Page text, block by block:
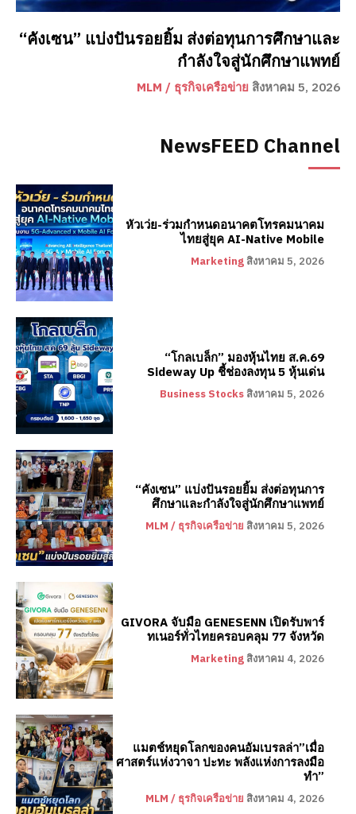
“คังเซน” แบ่งปันรอยยิ้ม ส่งต่อทุนการศึกษาและ
กำลังใจสู่นักศึกษาแพทย์
MLM / ธุรกิจเครือข่าย สิงหาคม 5, 2026
NewsFEED Channel
หัวเว่ย-ร่วมกำหนดอนาคตโทรคมนาคม
ไทยสู่ยุค AI-Native Mobile
Marketing สิงหาคม 5, 2026
“โกลเบล็ก” มองหุ้นไทย ส.ค.69
Sideway Up ชี้ช่องลงทุน 5 หุ้นเด่น
Business Stocks สิงหาคม 5, 2026
“คังเซน” แบ่งปันรอยยิ้ม ส่งต่อทุนการ
ศึกษาและกำลังใจสู่นักศึกษาแพทย์
MLM / ธุรกิจเครือข่าย สิงหาคม 5, 2026
GIVORA จับมือ GENESENN เปิดรับพาร์
ทเนอร์ทั่วไทยครอบคลุม 77 จังหวัด
Marketing สิงหาคม 4, 2026
แมตช์หยุดโลกของคนอัมเบรลล่า”เมื่อ
ศาสตร์แห่งวาจา ปะทะ พลังแห่งการลงมือ
ทำ”
MLM / ธุรกิจเครือข่าย สิงหาคม 4, 2026